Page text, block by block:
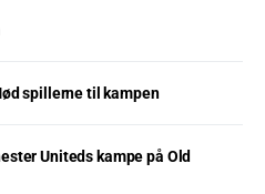
spillerne til kampen
Uniteds kampe på Old